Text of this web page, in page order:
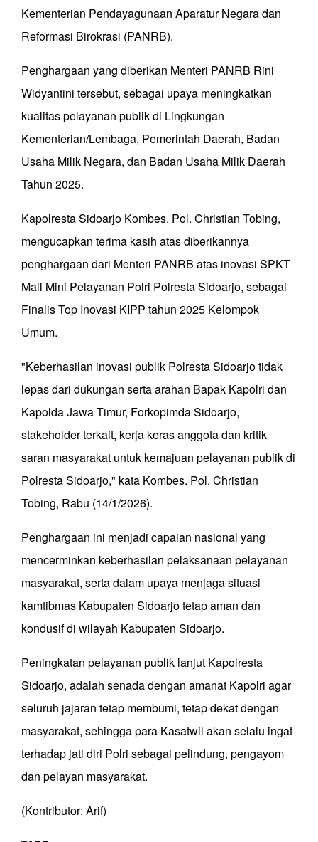
Kementerian Pendayagunaan Aparatur Negara dan
Reformasi Birokrasi (PANRB).
Penghargaan yang diberikan Menteri PANRB Rini
Widyantini tersebut, sebagai upaya meningkatkan
kualitas pelayanan publik di Lingkungan
Kementerian/Lembaga, Pemerintah Daerah, Badan
Usaha Milik Negara, dan Badan Usaha Milik Daerah
Tahun 2025.
Kapolresta Sidoarjo Kombes. Pol. Christian Tobing,
mengucapkan terima kasih atas diberikannya
penghargaan dari Menteri PANRB atas inovasi SPKT
Mall Mini Pelayanan Polri Polresta Sidoarjo, sebagai
Finalis Top Inovasi KIPP tahun 2025 Kelompok
Umum.
"Keberhasilan inovasi publik Polresta Sidoarjo tidak
lepas dari dukungan serta arahan Bapak Kapolri dan
Kapolda Jawa Timur, Forkopimda Sidoarjo,
stakeholder terkait, kerja keras anggota dan kritik
saran masyarakat untuk kemajuan pelayanan publik di
Polresta Sidoarjo," kata Kombes. Pol. Christian
Tobing, Rabu (14/1/2026).
Penghargaan ini menjadi capaian nasional yang
mencerminkan keberhasilan pelaksanaan pelayanan
masyarakat, serta dalam upaya menjaga situasi
kamtibmas Kabupaten Sidoarjo tetap aman dan
kondusif di wilayah Kabupaten Sidoarjo.
Peningkatan pelayanan publik lanjut Kapolresta
Sidoarjo, adalah senada dengan amanat Kapolri agar
seluruh jajaran tetap membumi, tetap dekat dengan
masyarakat, sehingga para Kasatwil akan selalu ingat
terhadap jati diri Polri sebagai pelindung, pengayom
dan pelayan masyarakat.
(Kontributor: Arif)